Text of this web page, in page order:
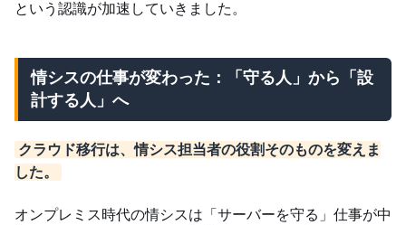
という認識が加速していきました。
情シスの仕事が変わった：「守る人」から「設
計する人」へ
クラウド移行は、情シス担当者の役割そのものを変えま
した。
オンプレミス時代の情シスは「サーバーを守る」仕事が中